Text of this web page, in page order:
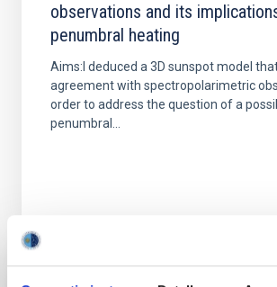
observations and its
penumbral heating
Aims:I deduced a 3D sunspot model that
agreement with spectropolarimetric
order to address the question of a
penumbral...